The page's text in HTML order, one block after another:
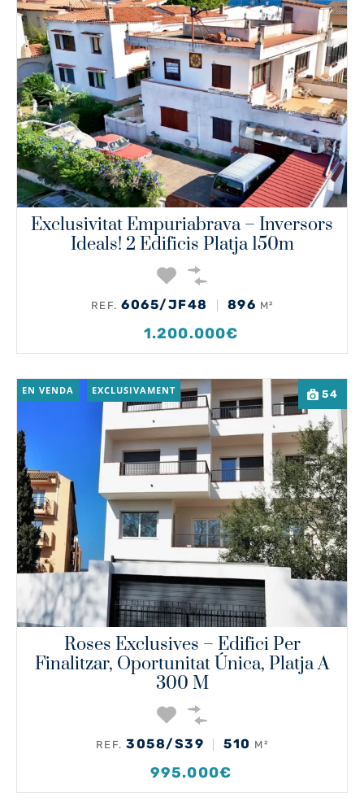
Exclusivitat Empuriabrava – Inversors
Ideals! 2 Edificis Platja 150m
REF. 6065/JF48 896 M²
1.200.000€
54
EN VENDA EXCLUSIVAMENT
Roses Exclusives – Edifici Per
Finalitzar, Oportunitat Única, Platja A
300 M
REF.3058/S39 510 M²
995.000€